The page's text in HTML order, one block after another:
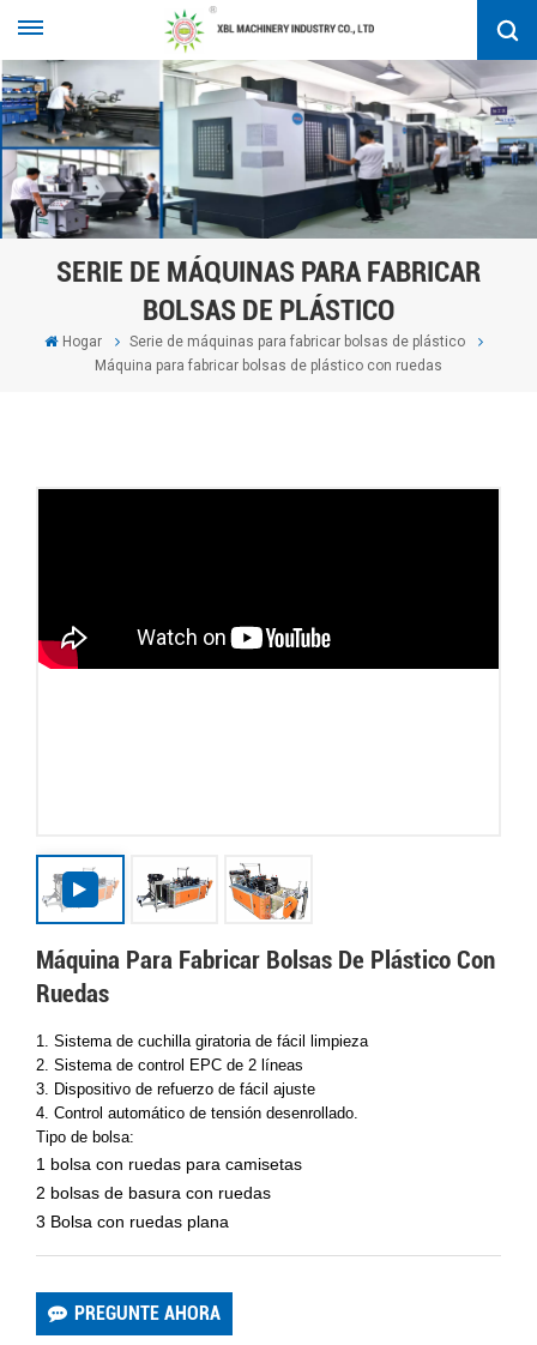
SERIE DE MÁQUINAS PARA FABRICAR
BOLSAS DE PLÁSTICO
Hogar
Serie de máquinas para fabricar bolsas de plástico
Máquina para fabricar bolsas de plástico con ruedas
Máquina Para Fabricar Bolsas De Plástico Con
Ruedas
1. Sistema de cuchilla giratoria de fácil limpieza
2. Sistema de control EPC de 2 líneas
3. Dispositivo de refuerzo de fácil ajuste
4. Control automático de tensión desenrollado.
Tipo de bolsa:
1 bolsa con ruedas para camisetas
2 bolsas de basura con ruedas
3 Bolsa con ruedas plana
PREGUNTE AHORA